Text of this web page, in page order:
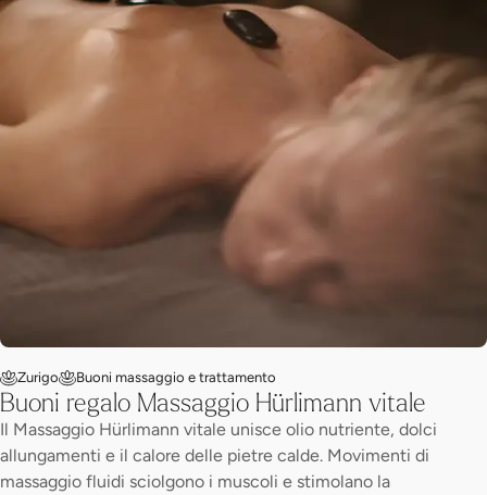
Zurigo Buoni massaggio e trattamento
Buoni regalo Massaggio Hürlimann vitale
Il Massaggio Hürlimann vitale unisce olio nutriente, dolci
allungamenti e il calore delle pietre calde. Movimenti di
massaggio fluidi sciolgono i muscoli e stimolano la